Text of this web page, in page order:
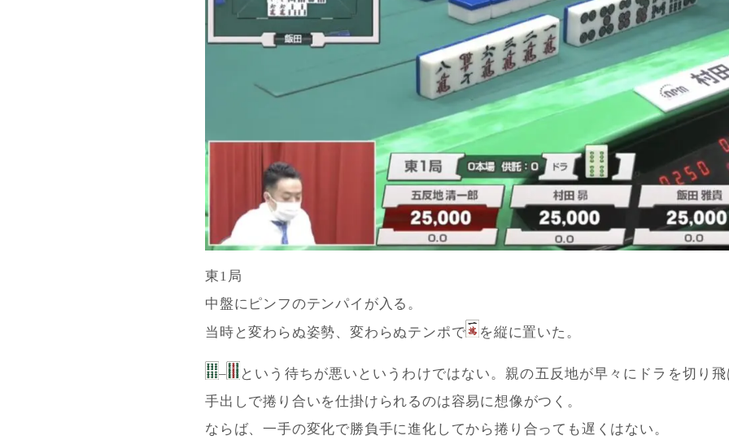
東1局
中盤にピンフのテンパイが入る。
当時と変わらぬ姿勢、変わらぬテンポで
を縦に置いた。
–
という待ちが悪いというわけではない。親の五反地が早々にドラを切り
手出しで捲り合いを仕掛けられるのは容易に想像がつく。
ならば、一手の変化で勝負手に進化してから捲り合っても遅くはない。